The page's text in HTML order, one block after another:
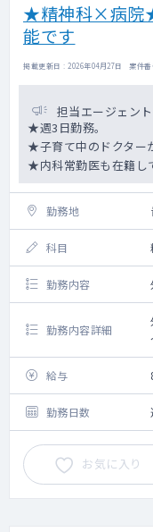
★精神科×病院
能です
掲載更新日 : 2026年04月27日 案件
担当エージェン
★週3日勤務。
★子育て中のドクター
★内科常勤医も在籍し
勤務地
科目
勤務内容
勤務内容詳細
給与
勤務日数
お気に入り